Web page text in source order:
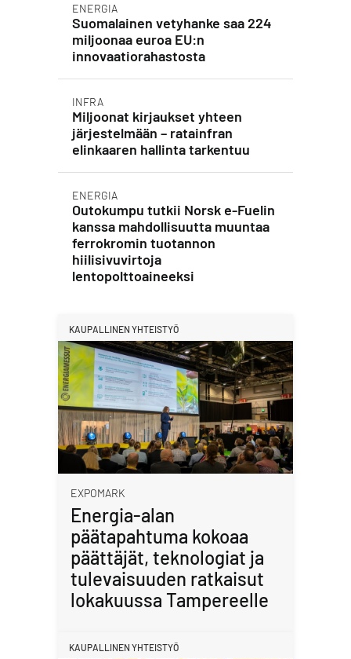
ENERGIA
Suomalainen vetyhanke saa 224
miljoonaa euroa EU:n
innovaatiorahastosta
INFRA
Miljoonat kirjaukset yhteen
järjestelmään – ratainfran
elinkaaren hallinta tarkentuu
ENERGIA
Outokumpu tutkii Norsk e-Fuelin
kanssa mahdollisuutta muuntaa
ferrokromin tuotannon
hiilisivuvirtoja
lentopolttoaineeksi
KAUPALLINEN YHTEISTYÖ
EXPOMARK
Energia-alan
päätapahtuma kokoaa
päättäjät, teknologiat ja
tulevaisuuden ratkaisut
lokakuussa Tampereelle
KAUPALLINEN YHTEISTYÖ